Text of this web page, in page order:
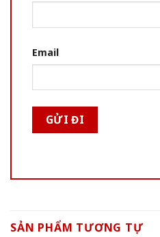
Email
SẢN PHẨM TƯƠNG TỰ